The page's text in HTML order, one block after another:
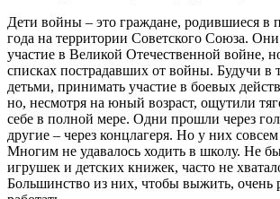
Дети войны – это граждане, родившиеся в
года на территории Советского Союза.
участие в Великой Отечественной войне,
списках пострадавших от войны. Будучи в
детьми, принимать участие в боевых
но, несмотря на юный возраст, ощутили
себе в полной мере. Одни прошли через
другие – через концлагеря. Но у них
Многим не удавалось ходить в школу. Не
игрушек и детских книжек, часто не
Большинство из них, чтобы выжить, очень